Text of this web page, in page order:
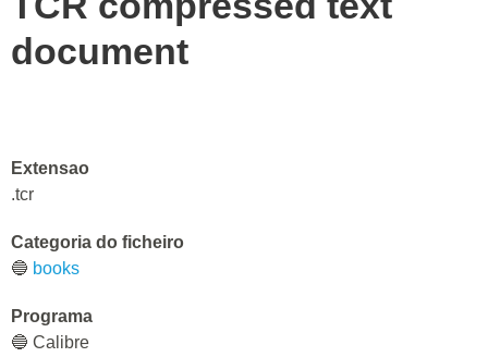
document
Extensao
.tcr
Categoria do ficheiro
🔵 books
Programa
🔵 Calibre